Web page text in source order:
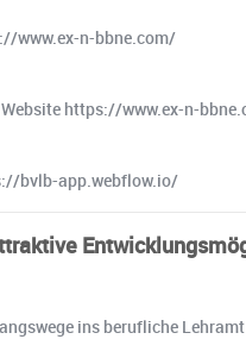
www.ex-n-bbne.com/
https://www.ex-n-
bvlb-app.webflow.io/
ins berufliche